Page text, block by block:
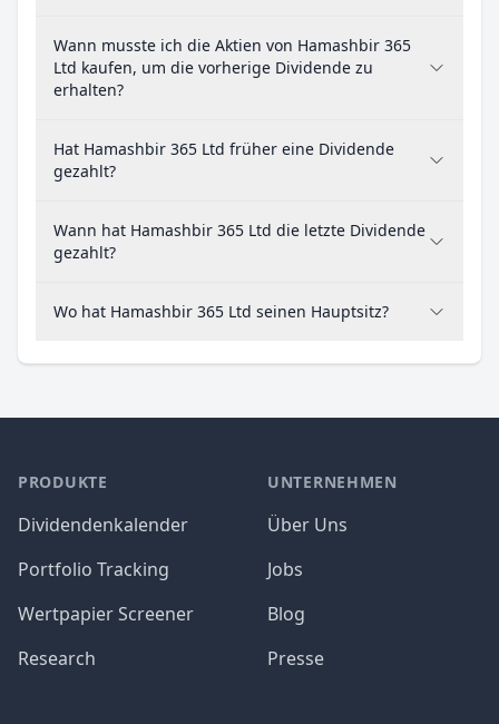
Wann musste ich die Aktien von Hamashbir 365
Ltd kaufen, um die vorherige Dividende zu
erhalten?
Hat Hamashbir 365 Ltd früher eine Dividende
gezahlt?
Wann hat Hamashbir 365 Ltd die letzte Dividende
gezahlt?
Wo hat Hamashbir 365 Ltd seinen Hauptsitz?
PRODUKTE
Dividendenkalender
Portfolio Tracking
Wertpapier Screener
Research
UNTERNEHMEN
Über Uns
Jobs
Blog
Presse